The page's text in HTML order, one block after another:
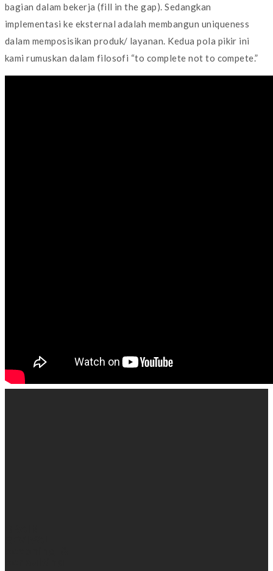
bagian dalam bekerja (fill in the gap). Sedangkan
implementasi ke eksternal adalah membangun uniqueness
dalam memposisikan produk/ layanan. Kedua pola pikir ini
kami rumuskan dalam filosofi “to complete not to compete.”